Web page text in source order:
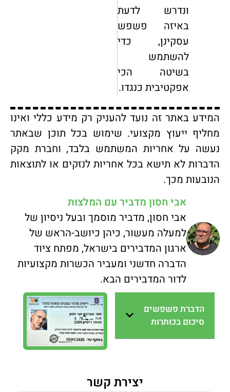
ונדרש לדעת
באיזה פשפש
עסקינן, כדי
להשתמש
בשיטה הכי
אפקטיבית כנגדו.
המידע באתר זה נועד להעניק רק מידע כללי ואינו
מחליף ייעוץ מקצועי. שימוש בכל תוכן שבאתר
נעשה על אחריות המשתמש בלבד, וחברת מקק
הדברות לא תישא בכל אחריות לנזקים או לתוצאות
הנובעות מכך.
אבי חסון מדביר עם המלצות
אבי חסון, מדביר מוסמך ובעל ניסיון של
למעלה מעשור, כיהן כיושב-הראש של
ארגון המדבירים בישראל, מפתח ציוד
הדברה חדשני ומעביר הכשרות מקצועיות
לדור המדבירים הבא.
הדברת פשפשים
סיכום בכותרות
יצירת קשר